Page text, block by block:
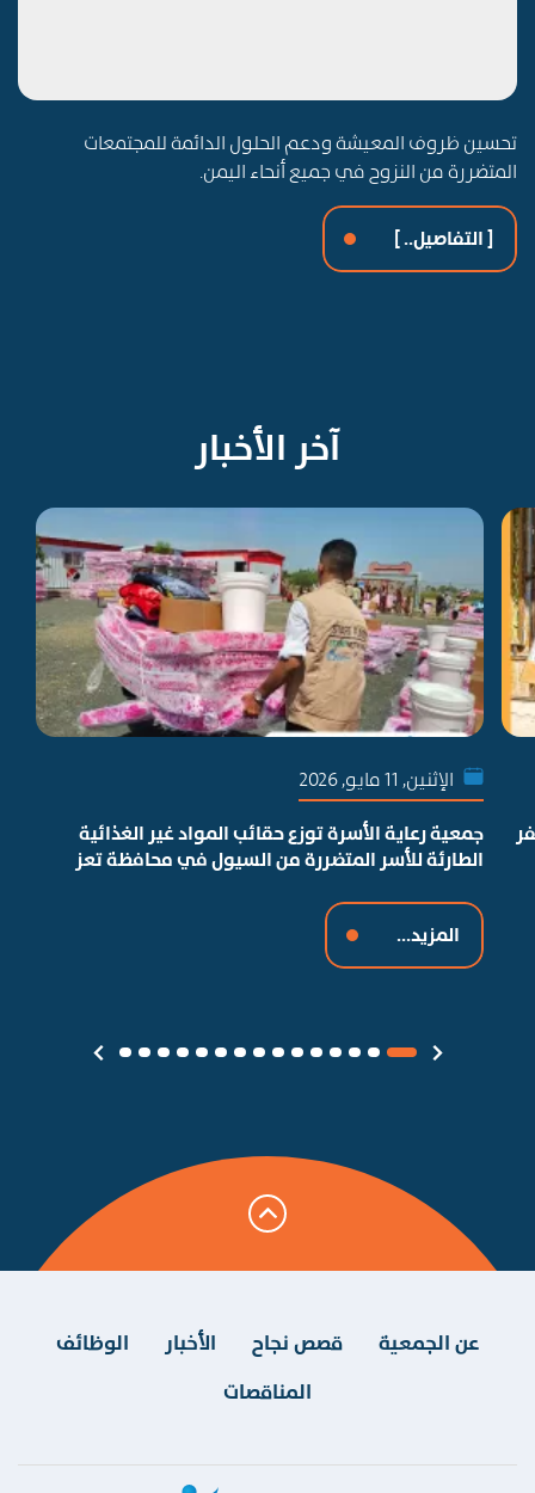
تحسين ظروف المعيشة ودعم الحلول الدائمة للمجتمعات
المتضررة من النزوح في جميع أنحاء اليمن.
[ التفاصيل.. ]
آخر الأخبار
الإثنين, 11 مايو, 2026
جمعية رعاية الأسرة توزع حقائب المواد غير الغذائية
الطارئة للأسر المتضررة من السيول في محافظة تعز
المزيد...
عن الجمعية قصص نجاح الأخبار
الوظائف
المناقصات